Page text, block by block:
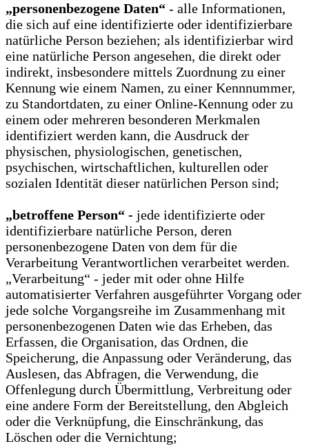
„personenbezogene Daten“ - alle Informationen,
die sich auf eine identifizierte oder identifizierbare
natürliche Person beziehen; als identifizierbar wird
eine natürliche Person angesehen, die direkt oder
indirekt, insbesondere mittels Zuordnung zu einer
Kennung wie einem Namen, zu einer Kennnummer,
zu Standortdaten, zu einer Online-Kennung oder zu
einem oder mehreren besonderen Merkmalen
identifiziert werden kann, die Ausdruck der
physischen, physiologischen, genetischen,
psychischen, wirtschaftlichen, kulturellen oder
sozialen Identität dieser natürlichen Person sind;
„betroffene Person“ - jede identifizierte oder
identifizierbare natürliche Person, deren
personenbezogene Daten von dem für die
Verarbeitung Verantwortlichen verarbeitet werden.
„Verarbeitung“ - jeder mit oder ohne Hilfe
automatisierter Verfahren ausgeführter Vorgang oder
jede solche Vorgangsreihe im Zusammenhang mit
personenbezogenen Daten wie das Erheben, das
Erfassen, die Organisation, das Ordnen, die
Speicherung, die Anpassung oder Veränderung, das
Auslesen, das Abfragen, die Verwendung, die
Offenlegung durch Übermittlung, Verbreitung oder
eine andere Form der Bereitstellung, den Abgleich
oder die Verknüpfung, die Einschränkung, das
Löschen oder die Vernichtung;